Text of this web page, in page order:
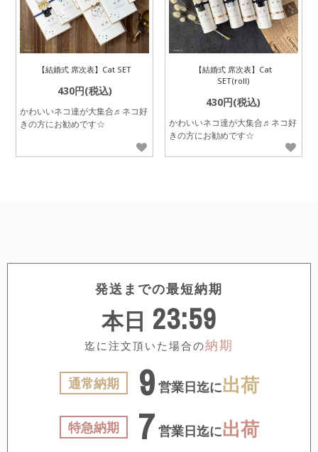
【結婚式 席次表】Cat SET
430円(税込)
かわいいネコ達が大集合♬ネコ好
きの方にお勧めです☆
【結婚式 席次表】Cat
SET(roll)
430円(税込)
かわいいネコ達が大集合♬ネコ好
きの方にお勧めです☆
発送までの最短納期
本日 23:59
迄に注文頂いた場合の納期
通常納期 9 営業日迄に出荷
特急納期 7 営業日迄に出荷